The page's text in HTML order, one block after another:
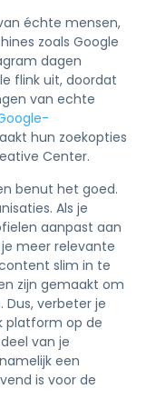
échte mensen,
zoals Google
dagen
flink uit, doordat
van echte
hun zoekopties
Center.
benut het goed.
Als je
aanpast aan
meer relevante
slim in te
zijn gemaakt om
verbeter je
platform op de
van je
een
is voor de